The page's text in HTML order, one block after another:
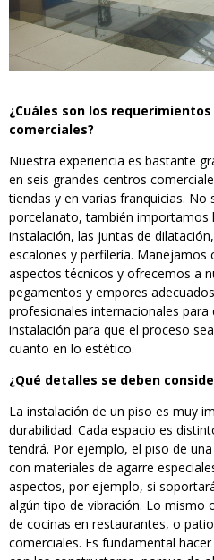
¿Cuáles son los
comerciales?
Nuestra experiencia es bastante
en seis grandes centros
tiendas y en varias franquicias.
porcelanato, también importamos
instalación, las juntas de
escalones y perfilería. Manejamos
aspectos técnicos y ofrecemos a
pegamentos y empores
profesionales internacionales
instalación para que el proceso
cuanto en lo estético.
¿Qué detalles se deben
La instalación de un piso es muy
durabilidad. Cada espacio es
tendrá. Por ejemplo, el piso de
con materiales de agarre
aspectos, por ejemplo, si
algún tipo de vibración. Lo mismo
de cocinas en restaurantes, o
comerciales. Es fundamental